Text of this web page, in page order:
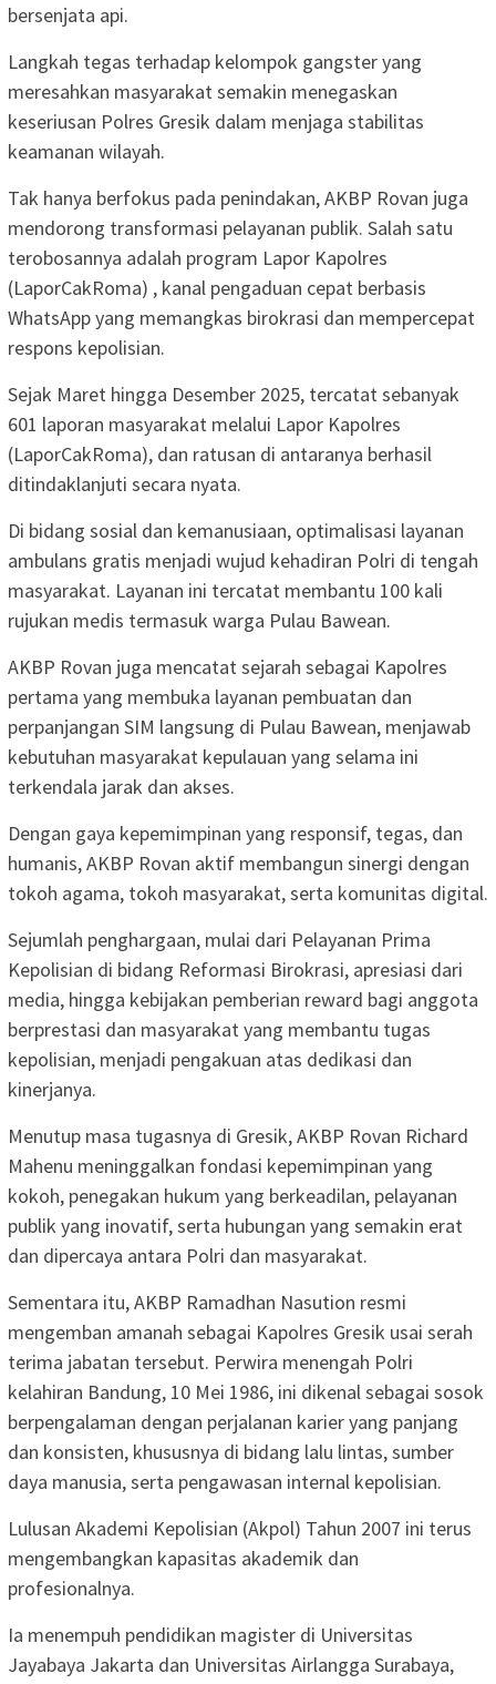
bersenjata api.
Langkah tegas terhadap kelompok gangster yang
meresahkan masyarakat semakin menegaskan
keseriusan Polres Gresik dalam menjaga stabilitas
keamanan wilayah.
Tak hanya berfokus pada penindakan, AKBP Rovan juga
mendorong transformasi pelayanan publik. Salah satu
terobosannya adalah program Lapor Kapolres
(LaporCakRoma) , kanal pengaduan cepat berbasis
WhatsApp yang memangkas birokrasi dan mempercepat
respons kepolisian.
Sejak Maret hingga Desember 2025, tercatat sebanyak
601 laporan masyarakat melalui Lapor Kapolres
(LaporCakRoma), dan ratusan di antaranya berhasil
ditindaklanjuti secara nyata.
Di bidang sosial dan kemanusiaan, optimalisasi layanan
ambulans gratis menjadi wujud kehadiran Polri di tengah
masyarakat. Layanan ini tercatat membantu 100 kali
rujukan medis termasuk warga Pulau Bawean.
AKBP Rovan juga mencatat sejarah sebagai Kapolres
pertama yang membuka layanan pembuatan dan
perpanjangan SIM langsung di Pulau Bawean, menjawab
kebutuhan masyarakat kepulauan yang selama ini
terkendala jarak dan akses.
Dengan gaya kepemimpinan yang responsif, tegas, dan
humanis, AKBP Rovan aktif membangun sinergi dengan
tokoh agama, tokoh masyarakat, serta komunitas digital.
Sejumlah penghargaan, mulai dari Pelayanan Prima
Kepolisian di bidang Reformasi Birokrasi, apresiasi dari
media, hingga kebijakan pemberian reward bagi anggota
berprestasi dan masyarakat yang membantu tugas
kepolisian, menjadi pengakuan atas dedikasi dan
kinerjanya.
Menutup masa tugasnya di Gresik, AKBP Rovan Richard
Mahenu meninggalkan fondasi kepemimpinan yang
kokoh, penegakan hukum yang berkeadilan, pelayanan
publik yang inovatif, serta hubungan yang semakin erat
dan dipercaya antara Polri dan masyarakat.
Sementara itu, AKBP Ramadhan Nasution resmi
mengemban amanah sebagai Kapolres Gresik usai serah
terima jabatan tersebut. Perwira menengah Polri
kelahiran Bandung, 10 Mei 1986, ini dikenal sebagai sosok
berpengalaman dengan perjalanan karier yang panjang
dan konsisten, khususnya di bidang lalu lintas, sumber
daya manusia, serta pengawasan internal kepolisian.
Lulusan Akademi Kepolisian (Akpol) Tahun 2007 ini terus
mengembangkan kapasitas akademik dan
profesionalnya.
Ia menempuh pendidikan magister di Universitas
Jayabaya Jakarta dan Universitas Airlangga Surabaya,